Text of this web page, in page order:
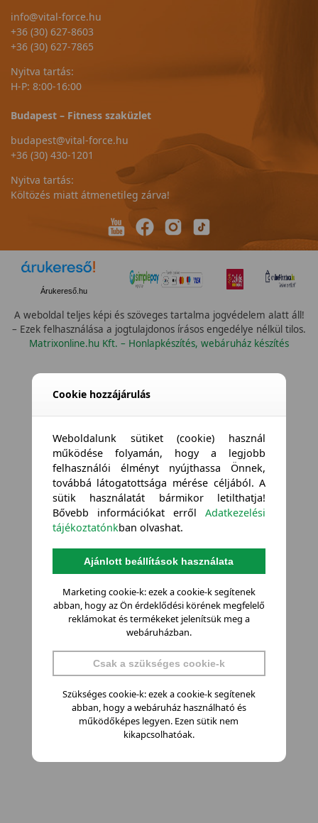
info@vital-force.hu
+36 (30) 627-8603
+36 (30) 627-7865
Nyitva tartás:
H-P: 8:00-16:00
Budapest – Fitness szaküzlet
budapest@vital-force.hu
+36 (30) 430-1201
Nyitva tartás:
Költözés miatt átmenetileg zárva!
Árukereső.hu
A weboldal teljes képi és szöveges tartalma jogvédelem alatt áll!
– Ezek felhasználása a jogtulajdonos írásos engedélye nélkül tilos.
Matrixonline.hu Kft. – Honlapkészítés, webáruház készítés
Cookie hozzájárulás
Weboldalunk sütiket (cookie) használ
működése folyamán, hogy a legjobb
felhasználói élményt nyújthassa Önnek,
továbbá látogatottsága mérése céljából. A
sütik használatát bármikor letilthatja!
Bővebb információkat errőlAdatkezelési
tájékoztatónkban olvashat.
Ajánlott beállítások használata
Marketing cookie-k: ezek a cookie-k segítenek
abban, hogy az Ön érdeklődési körének megfelelő
reklámokat és termékeket jelenítsük meg a
webáruházban.
Csak a szükséges cookie-k
Szükséges cookie-k: ezek a cookie-k segítenek
abban, hogy a webáruház használható és
működőképes legyen. Ezen sütik nem
kikapcsolhatóak.